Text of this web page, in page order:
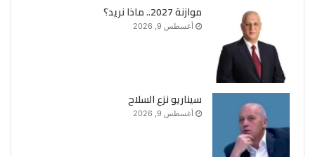
موازنة 2027.. ماذا نريد؟
أغسطس 9, 2026
سيناريو نزع السلاح
أغسطس 9, 2026